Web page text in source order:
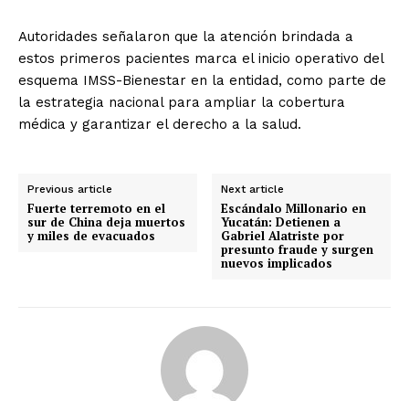
Autoridades señalaron que la atención brindada a
estos primeros pacientes marca el inicio operativo del
esquema IMSS-Bienestar en la entidad, como parte de
la estrategia nacional para ampliar la cobertura
médica y garantizar el derecho a la salud.
Previous article
Fuerte terremoto en el
sur de China deja muertos
y miles de evacuados
Next article
Escándalo Millonario en
Yucatán: Detienen a
Gabriel Alatriste por
presunto fraude y surgen
nuevos implicados